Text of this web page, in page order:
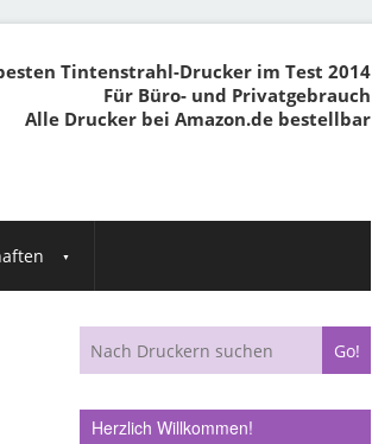
Tintenstrahl-Drucker im Test 2014
Für Büro- und Privatgebrauch
Alle Drucker bei Amazon.de bestellbar
Herzlich Willkommen!